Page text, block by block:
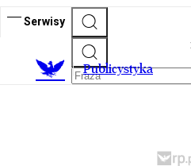
Serwisy
Publicystyka